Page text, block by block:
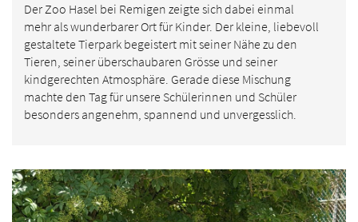
Der Zoo Hasel bei Remigen zeigte sich dabei einmal
mehr als wunderbarer Ort für Kinder. Der kleine, liebevoll
gestaltete Tierpark begeistert mit seiner Nähe zu den
Tieren, seiner überschaubaren Grösse und seiner
kindgerechten Atmosphäre. Gerade diese Mischung
machte den Tag für unsere Schülerinnen und Schüler
besonders angenehm, spannend und unvergesslich.